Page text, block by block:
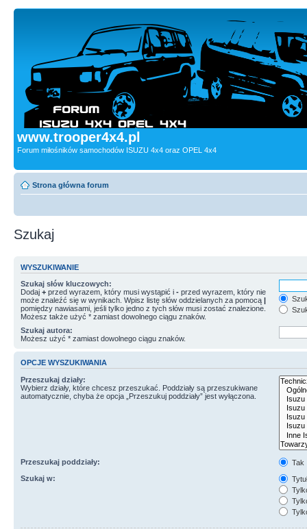
www.trooper4x4.pl
Forum miłośników samochodów ISUZU 4x4 oraz OPEL 4x4
Strona główna forum
Szukaj
WYSZUKIWANIE
Szukaj słów kluczowych:
Dodaj + przed wyrazem, który musi wystąpić i - przed wyrazem, który nie
może znaleźć się w wynikach. Wpisz listę słów oddzielanych za pomocą |
pomiędzy nawiasami, jeśli tylko jedno z tych słów musi zostać znalezione.
Możesz także użyć * zamiast dowolnego ciągu znaków.
Szukaj autora:
Możesz użyć * zamiast dowolnego ciągu znaków.
OPCJE WYSZUKIWANIA
Przeszukaj działy:
Wybierz działy, które chcesz przeszukać. Poddziały są przeszukiwane
automatycznie, chyba że opcja „Przeszukuj poddziały” jest wyłączona.
Przeszukaj poddziały:
Tak
Szukaj w: